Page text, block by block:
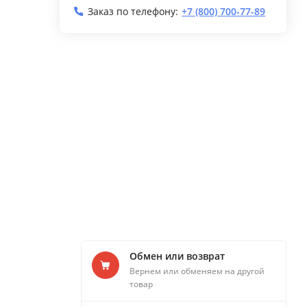
Заказ по телефону: +7 (800) 700-77-89
Обмен или возврат
Вернем или обменяем на другой
товар